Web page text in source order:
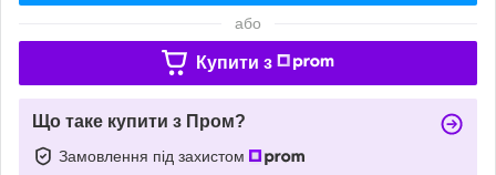
або
Купити з
Що таке купити з Пром?
Замовлення під захистом